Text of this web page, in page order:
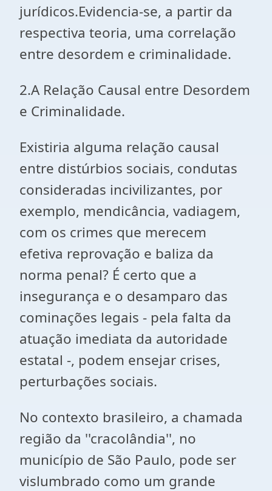
jurídicos.Evidencia-se, a partir da
respectiva teoria, uma correlação
entre desordem e criminalidade.
2.A Relação Causal entre Desordem
e Criminalidade.
Existiria alguma relação causal
entre distúrbios sociais, condutas
consideradas incivilizantes, por
exemplo, mendicância, vadiagem,
com os crimes que merecem
efetiva reprovação e baliza da
norma penal? É certo que a
insegurança e o desamparo das
cominações legais - pela falta da
atuação imediata da autoridade
estatal -, podem ensejar crises,
perturbações sociais.
No contexto brasileiro, a chamada
região da ''cracolândia'', no
município de São Paulo, pode ser
vislumbrado como um grande